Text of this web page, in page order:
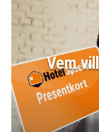
Vem